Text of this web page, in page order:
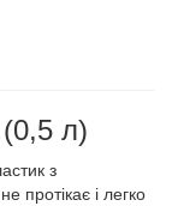
л)
з
протікає і легко